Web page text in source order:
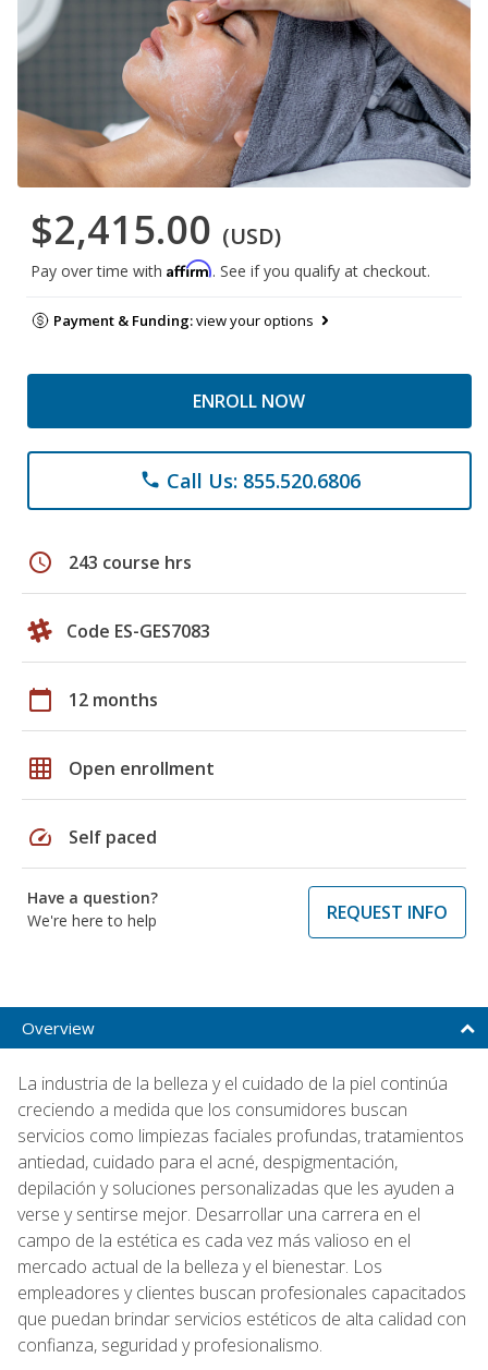
$2,415.00 (USD)
Pay over time with Affirm. See if you qualify at checkout.
Payment & Funding:view your options
ENROLL NOW
phone Call Us: 855.520.6806
schedule 243 course hrs
Code ES-GES7083
calendar_today 12 months
grid_on Open enrollment
speed Self paced
Have a question?
We're here to help
REQUEST INFO
Overview
La industria de la belleza y el cuidado de la piel continúa
creciendo a medida que los consumidores buscan
servicios como limpiezas faciales profundas, tratamientos
antiedad, cuidado para el acné, despigmentación,
depilación y soluciones personalizadas que les ayuden a
verse y sentirse mejor. Desarrollar una carrera en el
campo de la estética es cada vez más valioso en el
mercado actual de la belleza y el bienestar. Los
empleadores y clientes buscan profesionales capacitados
que puedan brindar servicios estéticos de alta calidad con
confianza, seguridad y profesionalismo.